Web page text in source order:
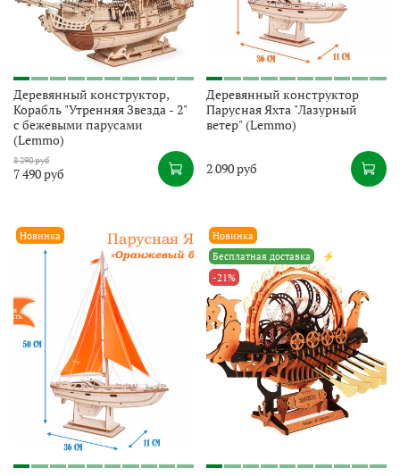
Деревянный конструктор,
Корабль "Утренняя Звезда - 2"
с бежевыми парусами
(Lemmo)
8 290 руб
7 490 руб
Деревянный конструктор
Парусная Яхта "Лазурный
ветер" (Lemmo)
2 090 руб
Новинка
Новинка
Бесплатная доставка
⚡
-21%